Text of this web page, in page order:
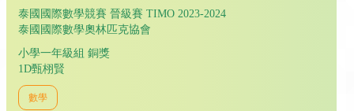
泰國國際數學競賽 晉級賽 TIMO 2023-2024
泰國國際數學奧林匹克協會
小學一年級組 銅獎
1D甄栩賢
數學